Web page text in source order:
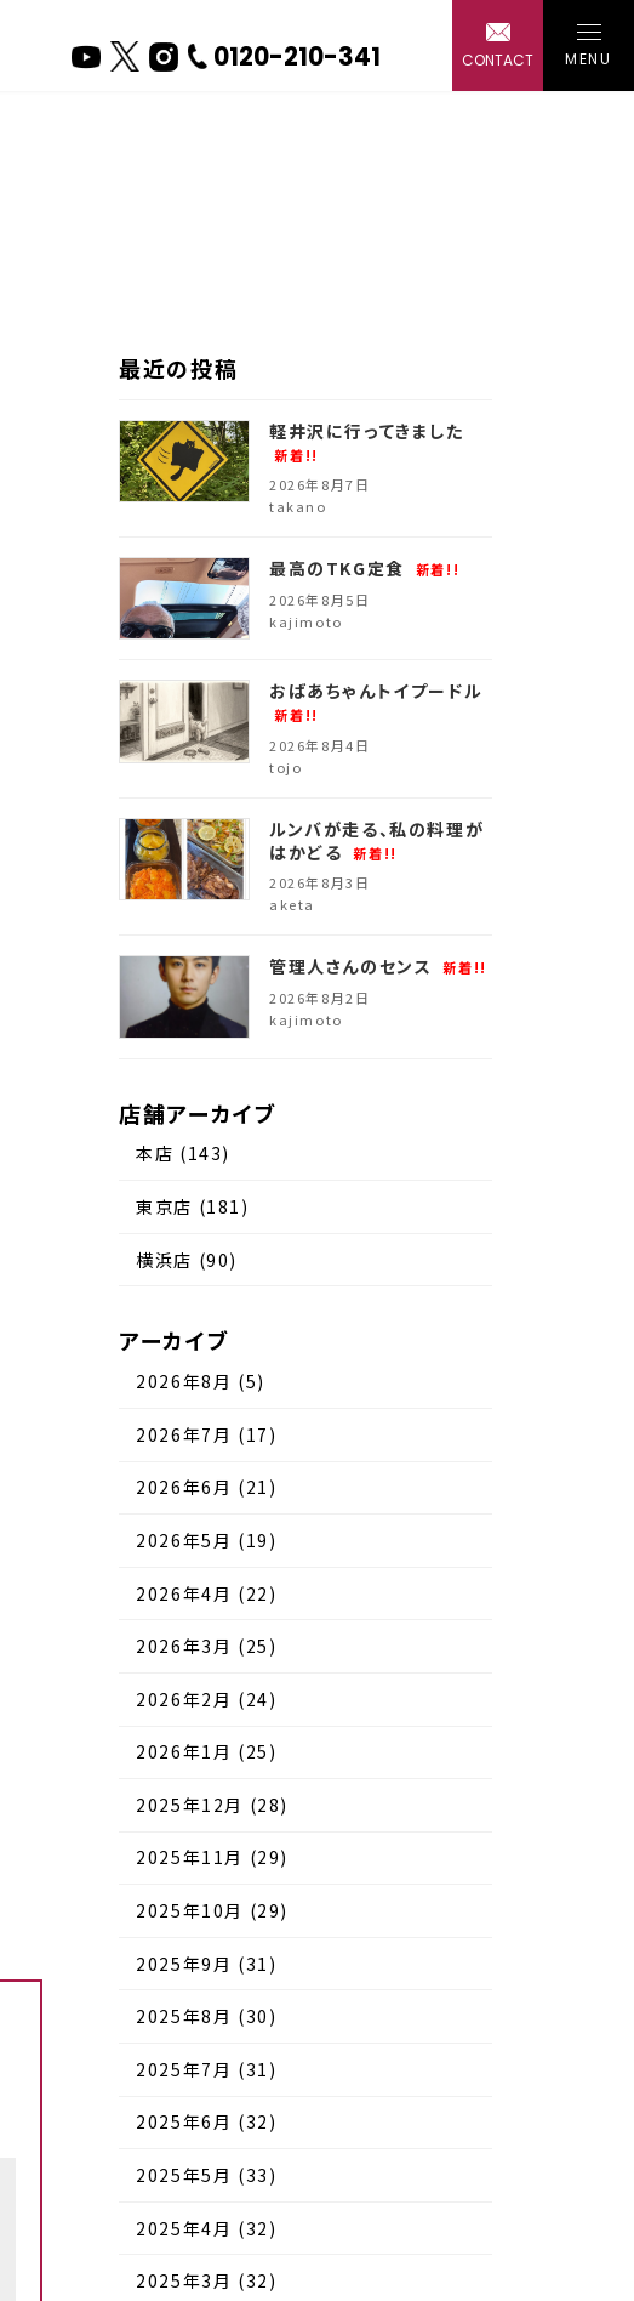
0120-210-341 CONTACT MENU
最近の投稿
軽井沢に行ってきました
新着!!
2026年8月7日
takano
最高のTKG定食
新着!!
2026年8月5日
kajimoto
おばあちゃんトイプードル
新着!!
2026年8月4日
tojo
ルンバが走る、私の料理が
はかどる
新着!!
2026年8月3日
aketa
管理人さんのセンス
新着!!
2026年8月2日
kajimoto
店舗アーカイブ
本店 (143)
東京店 (181)
横浜店 (90)
アーカイブ
2026年8月 (5)
2026年7月 (17)
2026年6月 (21)
2026年5月 (19)
2026年4月 (22)
2026年3月 (25)
2026年2月 (24)
2026年1月 (25)
2025年12月 (28)
2025年11月 (29)
2025年10月 (29)
2025年9月 (31)
2025年8月 (30)
2025年7月 (31)
2025年6月 (32)
2025年5月 (33)
2025年4月 (32)
2025年3月 (32)